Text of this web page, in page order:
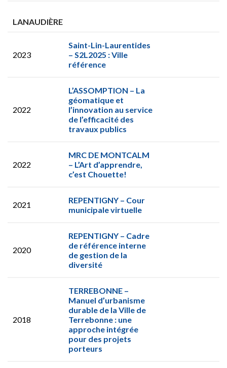
LANAUDIÈRE
2023
Saint-Lin-Laurentides
– S2L2025 : Ville
référence
2022
L’ASSOMPTION – La
géomatique et
l’innovation au service
de l’efficacité des
travaux publics
2022
MRC DE MONTCALM
– L’Art d’apprendre,
c’est Chouette!
2021
REPENTIGNY – Cour
municipale virtuelle
2020
REPENTIGNY – Cadre
de référence interne
de gestion de la
diversité
2018
TERREBONNE –
Manuel d’urbanisme
durable de la Ville de
Terrebonne : une
approche intégrée
pour des projets
porteurs